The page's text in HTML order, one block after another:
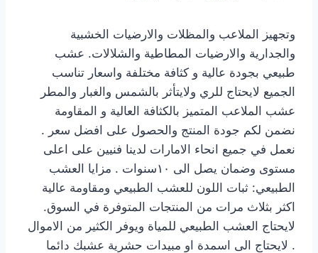
وتجهيز الملاعب والمظلات والارضيات الخشبية
والجدارية والارضيات المطاطية والشلالات. عشب
طبيعي بجودة عالية و كثافة مختلفة واسعار تناسب
الجميع لايحتاج للري ولايتأثر بالشمس والغبار والمطر
عشب الملاعب المتميز بالكثافة العالية و المقاومة
نضمن لكم جودة المنتج والحصول على افضل سعر .
نعمل في جميع انحاء الامارات لدينا فنيين على اعلى
مستوى وضمان يصل الى ١٠سنوات . مزايا العشب
الطبيعي: ثبات اللون للعشب الطبيعي ومقاومة عالية
اكثر بثلاث مرات من المنتجات المتوفرة في السوق.
لايحتاج العشب الطبيعي للمياة ويوفر الكثير من الاموال
. لايحتاج الى اسمدة او مبيدات حشرية عشبك دائما